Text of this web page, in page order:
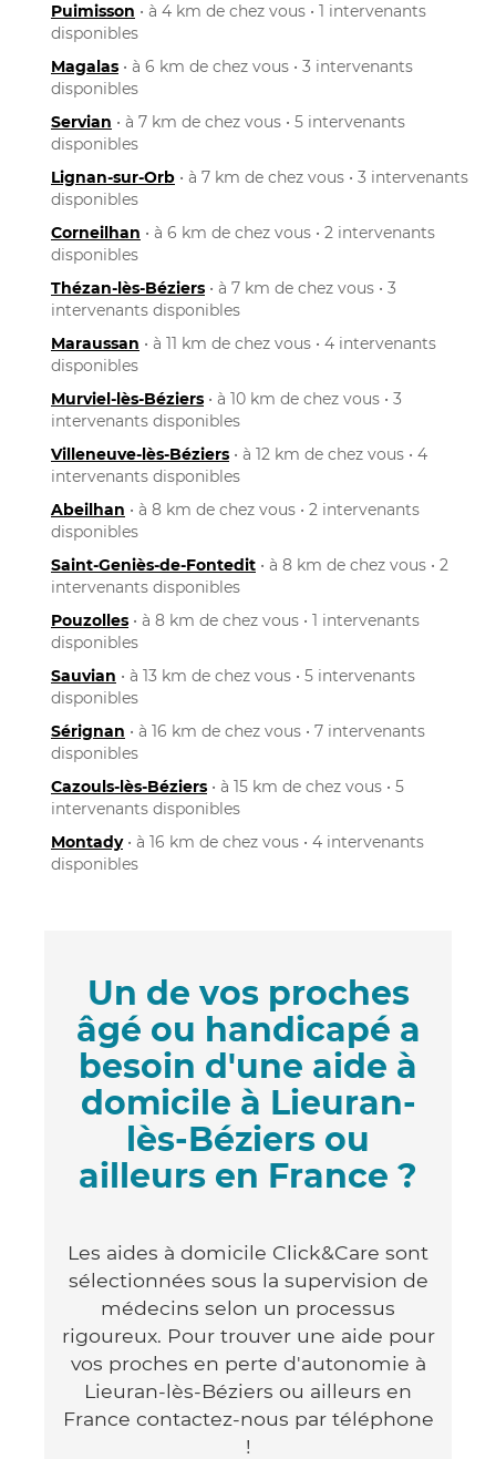
Puimisson • à 4 km de chez vous • 1 intervenants
disponibles
Magalas • à 6 km de chez vous • 3 intervenants
disponibles
Servian • à 7 km de chez vous • 5 intervenants
disponibles
Lignan-sur-Orb • à 7 km de chez vous • 3 intervenants
disponibles
Corneilhan • à 6 km de chez vous • 2 intervenants
disponibles
Thézan-lès-Béziers • à 7 km de chez vous • 3
intervenants disponibles
Maraussan • à 11 km de chez vous • 4 intervenants
disponibles
Murviel-lès-Béziers • à 10 km de chez vous • 3
intervenants disponibles
Villeneuve-lès-Béziers • à 12 km de chez vous • 4
intervenants disponibles
Abeilhan • à 8 km de chez vous • 2 intervenants
disponibles
Saint-Geniès-de-Fontedit • à 8 km de chez vous • 2
intervenants disponibles
Pouzolles • à 8 km de chez vous • 1 intervenants
disponibles
Sauvian • à 13 km de chez vous • 5 intervenants
disponibles
Sérignan • à 16 km de chez vous • 7 intervenants
disponibles
Cazouls-lès-Béziers • à 15 km de chez vous • 5
intervenants disponibles
Montady• à 16 km de chez vous • 4 intervenants
disponibles
Un de vos proches
âgé ou handicapé a
besoin d'une aide à
domicile à Lieuran-
lès-Béziers ou
ailleurs en France ?
Les aides à domicile Click&Care sont
sélectionnées sous la supervision de
médecins selon un processus
rigoureux. Pour trouver une aide pour
vos proches en perte d'autonomie à
Lieuran-lès-Béziers ou ailleurs en
France contactez-nous par téléphone
!